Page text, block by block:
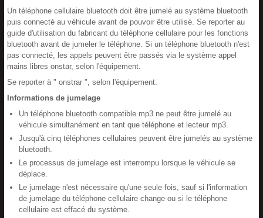
Un téléphone cellulaire bluetooth doit être jumelé au système bluetooth
puis connecté au véhicule avant de pouvoir être utilisé. Se reporter au
guide d'utilisation du fabricant du téléphone cellulaire pour les fonctions
bluetooth avant de jumeler le téléphone. Si un téléphone bluetooth n'est
pas connecté, les appels peuvent être passés via le système appel
mains libres onstar, selon l'équipement.
Se reporter à " onstrar ", selon l'équipement.
Informations de jumelage
Un téléphone bluetooth compatible mp3 ne peut être jumelé au
véhicule simultanément en tant que téléphone et lecteur mp3.
Jusqu'à cinq téléphones cellulaires peuvent être jumelés au système
bluetooth.
Le processus de jumelage est interrompu lorsque le véhicule se
déplace.
Le jumelage n'est nécessaire qu'une seule fois, sauf si l'information
de jumelage du téléphone cellulaire change ou si le téléphone
cellulaire est effacé du système.